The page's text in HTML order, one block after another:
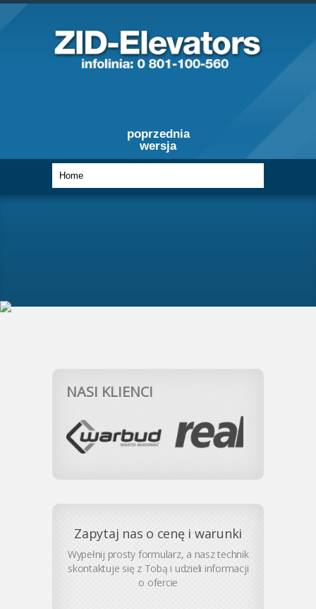
poprzednia
wersja
NASI KLIENCI
Zapytaj nas o cenę i warunki
Wypełnij prosty formularz, a nasz technik
skontaktuje się z Tobą i udzieli informacji
o ofercie